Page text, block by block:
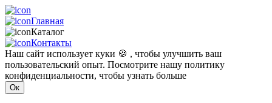
Главная
Каталог
Контакты
Наш сайт использует куки 🍪 , чтобы улучшить ваш
пользовательский опыт. Посмотрите нашу политику
конфиденциальности, чтобы узнать больше
Ок